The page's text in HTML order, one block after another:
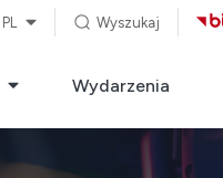
PL Wyszukaj
Wydarzenia